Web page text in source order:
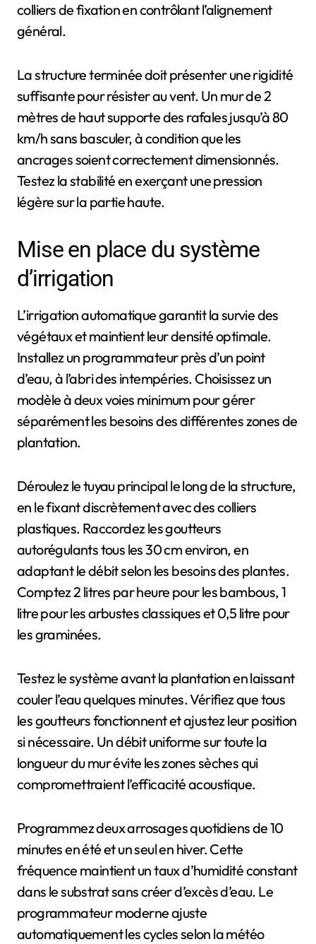
colliers de fixation en contrôlant l’alignement
général.
La structure terminée doit présenter une rigidité
suffisante pour résister au vent. Un mur de 2
mètres de haut supporte des rafales jusqu’à 80
km/h sans basculer, à condition que les
ancrages soient correctement dimensionnés.
Testez la stabilité en exerçant une pression
légère sur la partie haute.
Mise en place du système
d’irrigation
L’irrigation automatique garantit la survie des
végétaux et maintient leur densité optimale.
Installez un programmateur près d’un point
d’eau, à l’abri des intempéries. Choisissez un
modèle à deux voies minimum pour gérer
séparément les besoins des différentes zones de
plantation.
Déroulez le tuyau principal le long de la structure,
en le fixant discrètement avec des colliers
plastiques. Raccordez les goutteurs
autorégulants tous les 30 cm environ, en
adaptant le débit selon les besoins des plantes.
Comptez 2 litres par heure pour les bambous, 1
litre pour les arbustes classiques et 0,5 litre pour
les graminées.
Testez le système avant la plantation en laissant
couler l’eau quelques minutes. Vérifiez que tous
les goutteurs fonctionnent et ajustez leur position
si nécessaire. Un débit uniforme sur toute la
longueur du mur évite les zones sèches qui
compromettraient l’efficacité acoustique.
Programmez deux arrosages quotidiens de 10
minutes en été et un seul en hiver. Cette
fréquence maintient un taux d’humidité constant
dans le substrat sans créer d’excès d’eau. Le
programmateur moderne ajuste
automatiquement les cycles selon la météo